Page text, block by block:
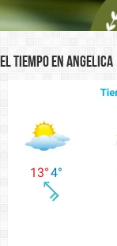
El Tiempo en Angelica